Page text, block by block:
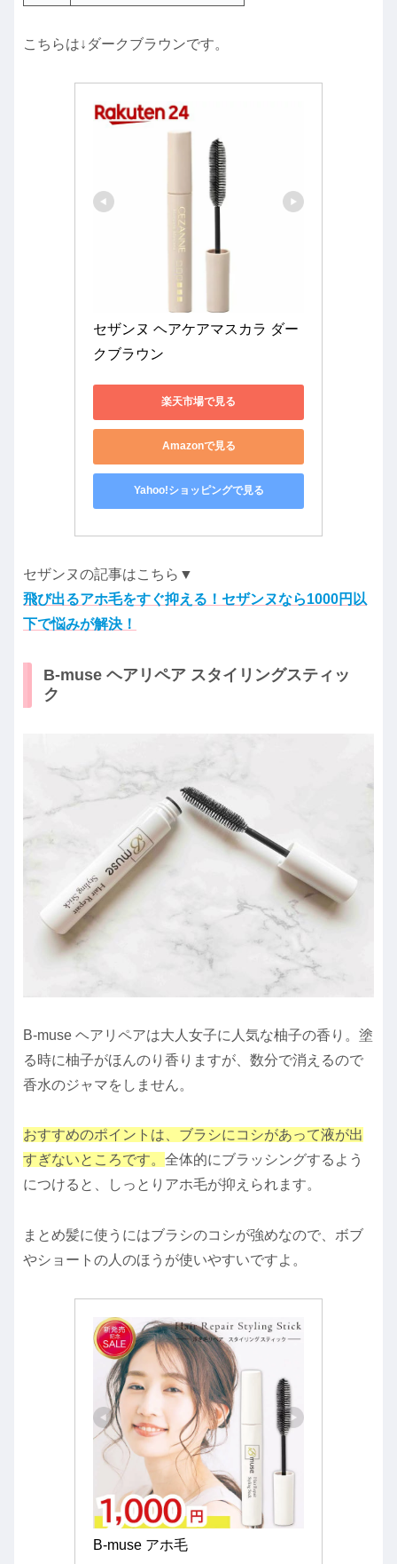
こちらは↓ダークブラウンです。
セザンヌ ヘアケアマスカラ ダー
クブラウン
楽天市場で見る
Amazonで見る
Yahoo!ショッピングで見る
セザンヌの記事はこちら▼
飛び出るアホ毛をすぐ抑える！セザンヌなら1000円以
下で悩みが解決！
B-muse ヘアリペア スタイリングスティッ
ク
B-muse ヘアリペアは大人女子に人気な柚子の香り。塗
る時に柚子がほんのり香りますが、数分で消えるので
香水のジャマをしません。
おすすめのポイントは、ブラシにコシがあって液が出
すぎないところです。 全体的にブラッシングするよう
につけると、しっとりアホ毛が抑えられます。
まとめ髪に使うにはブラシのコシが強めなので、ボブ
やショートの人のほうが使いやすいですよ。
B-muse アホ毛